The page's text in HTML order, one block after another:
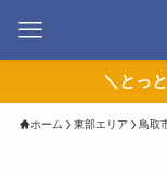
＼とっ
ホーム 東部エリア 鳥取